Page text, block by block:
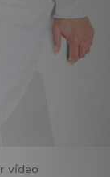
vídeo